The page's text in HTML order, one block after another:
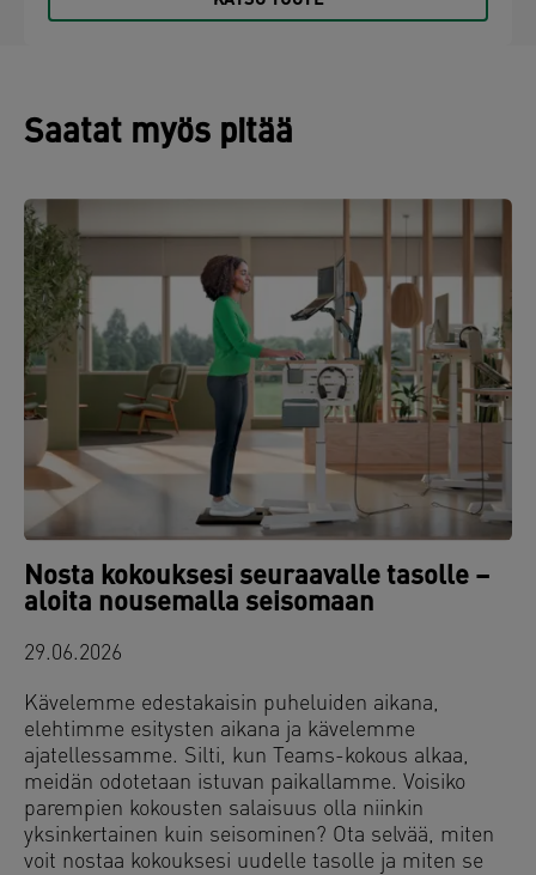
Saatat myös pitää
Nosta kokouksesi seuraavalle tasolle –
aloita nousemalla seisomaan
29.06.2026
Kävelemme edestakaisin puheluiden aikana,
elehtimme esitysten aikana ja kävelemme
ajatellessamme. Silti, kun Teams-kokous alkaa,
meidän odotetaan istuvan paikallamme. Voisiko
parempien kokousten salaisuus olla niinkin
yksinkertainen kuin seisominen? Ota selvää, miten
voit nostaa kokouksesi uudelle tasolle ja miten se